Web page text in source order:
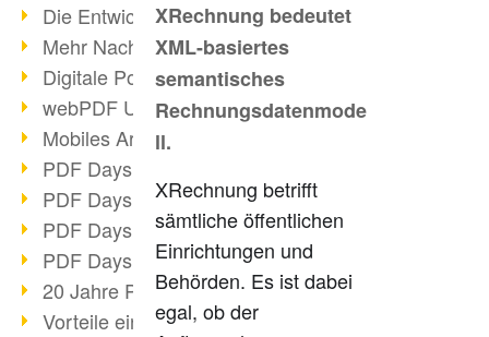
Die Entwicklung von PDF/X
Mehr Nachhaltigkeit durch PDF
Digitale Post als PDF/A
webPDF Update 8.0.0.2531
Mobiles Arbeiten mit PDF
PDF Days 2022 Themenblock 3
PDF Days 2022 Themenblock 2
PDF Days 2022 Themenblock 1
PDF Days Europe 2022
20 Jahre PDF/X (Teil 3)
Vorteile einer PDF-Businesslösung
XRechnung bedeutet
XML-basiertes
semantisches
Rechnungsdatenmode
ll.
XRechnung betrifft
sämtliche öffentlichen
Einrichtungen und
Behörden. Es ist dabei
egal, ob der